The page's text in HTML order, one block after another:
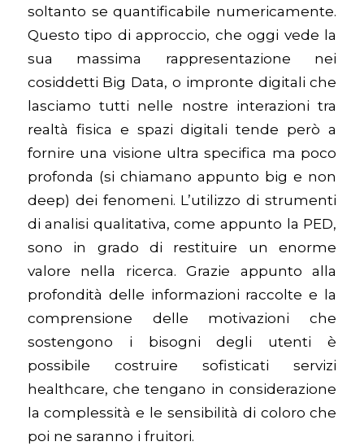
soltanto se quantificabile numericamente.
Questo tipo di approccio, che oggi vede la
sua massima rappresentazione nei
cosiddetti Big Data, o impronte digitali che
lasciamo tutti nelle nostre interazioni tra
realtà fisica e spazi digitali tende però a
fornire una visione ultra specifica ma poco
profonda (si chiamano appunto big e non
deep) dei fenomeni. L’utilizzo di strumenti
di analisi qualitativa, come appunto la PED,
sono in grado di restituire un enorme
valore nella ricerca. Grazie appunto alla
profondità delle informazioni raccolte e la
comprensione delle motivazioni che
sostengono i bisogni degli utenti è
possibile costruire sofisticati servizi
healthcare, che tengano in considerazione
la complessità e le sensibilità di coloro che
poi ne saranno i fruitori.